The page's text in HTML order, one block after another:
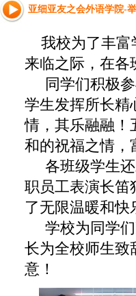
亚细亚友之会外语学院-
我校为了丰富
来临之际，在各
同学们积极参
学生发挥所长精
情，其乐融融！
和的祝福之情，
各班级学生还
职员工表演长笛
了无限温暖和
学校为同学们
长为全校师生致
意！